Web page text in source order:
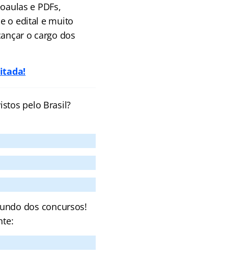
e PDFs,
o edital e muito
o cargo dos
pelo Brasil?
dos concursos!